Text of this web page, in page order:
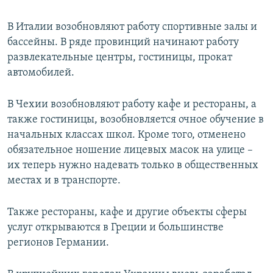
В Италии возобновляют работу спортивные залы и
бассейны. В ряде провинций начинают работу
развлекательные центры, гостиницы, прокат
автомобилей.
В Чехии возобновляют работу кафе и рестораны, а
также гостиницы, возобновляется очное обучение в
начальных классах школ. Кроме того, отменено
обязательное ношение лицевых масок на улице –
их теперь нужно надевать только в общественных
местах и в транспорте.
Также рестораны, кафе и другие объекты сферы
услуг открываются в Греции и большинстве
регионов Германии.